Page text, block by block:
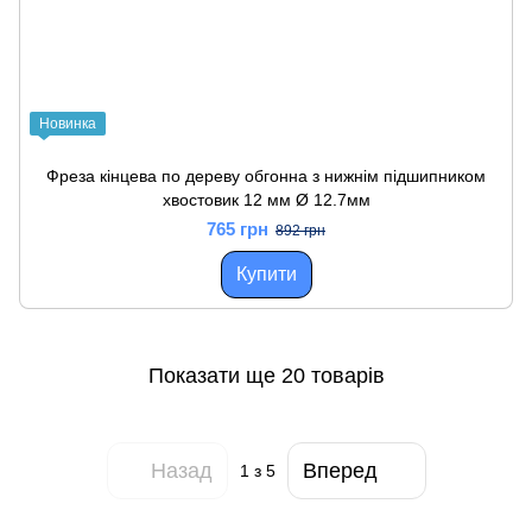
Новинка
Фреза кінцева по дереву обгонна з нижнім підшипником
хвостовик 12 мм Ø 12.7мм
765 грн 892 грн
Купити
Показати ще 20 товарів
Назад 1 з 5 Вперед